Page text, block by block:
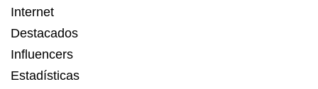
Internet
Destacados
Influencers
Estadísticas